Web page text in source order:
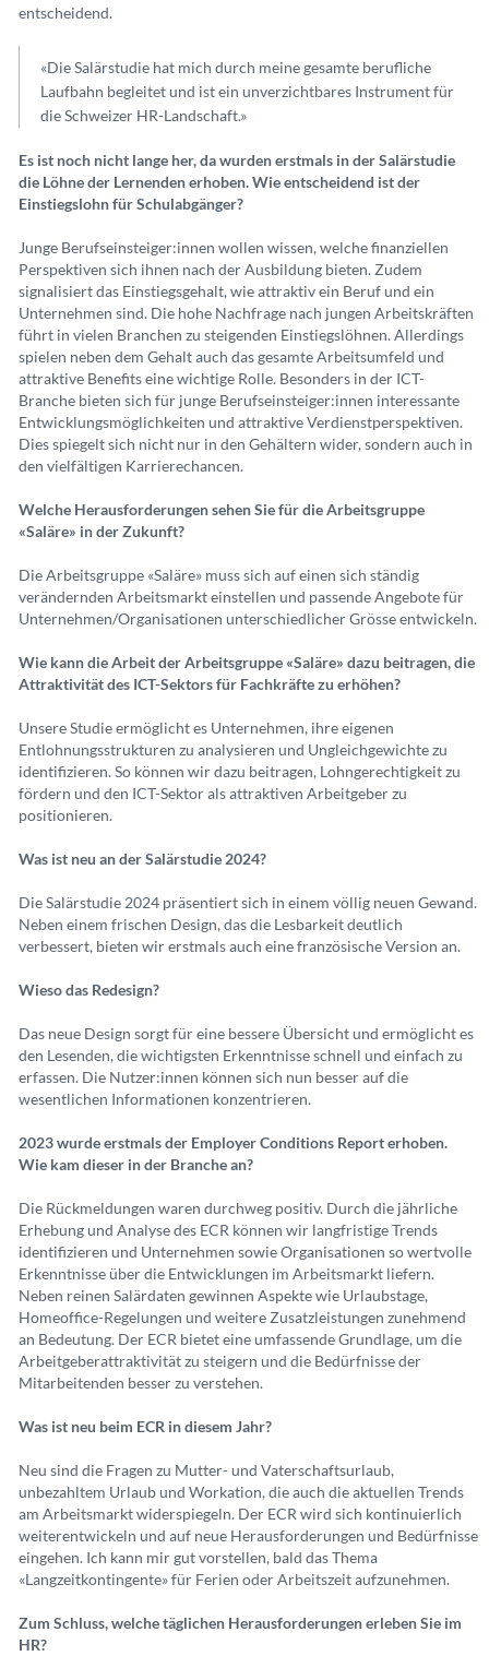
entscheidend.
«Die Salärstudie hat mich durch meine gesamte berufliche
Laufbahn begleitet und ist ein unverzichtbares Instrument für
die Schweizer HR-Landschaft.»
Es ist noch nicht lange her, da wurden erstmals in der Salärstudie
die Löhne der Lernenden erhoben. Wie entscheidend ist der
Einstiegslohn für Schulabgänger?
Junge Berufseinsteiger:innen wollen wissen, welche finanziellen
Perspektiven sich ihnen nach der Ausbildung bieten. Zudem
signalisiert das Einstiegsgehalt, wie attraktiv ein Beruf und ein
Unternehmen sind. Die hohe Nachfrage nach jungen Arbeitskräften
führt in vielen Branchen zu steigenden Einstiegslöhnen. Allerdings
spielen neben dem Gehalt auch das gesamte Arbeitsumfeld und
attraktive Benefits eine wichtige Rolle. Besonders in der ICT-
Branche bieten sich für junge Berufseinsteiger:innen interessante
Entwicklungsmöglichkeiten und attraktive Verdienstperspektiven.
Dies spiegelt sich nicht nur in den Gehältern wider, sondern auch in
den vielfältigen Karrierechancen.
Welche Herausforderungen sehen Sie für die Arbeitsgruppe
«Saläre» in der Zukunft?
Die Arbeitsgruppe «Saläre» muss sich auf einen sich ständig
verändernden Arbeitsmarkt einstellen und passende Angebote für
Unternehmen/Organisationen unterschiedlicher Grösse entwickeln.
Wie kann die Arbeit der Arbeitsgruppe «Saläre» dazu beitragen, die
Attraktivität des ICT-Sektors für Fachkräfte zu erhöhen?
Unsere Studie ermöglicht es Unternehmen, ihre eigenen
Entlohnungsstrukturen zu analysieren und Ungleichgewichte zu
identifizieren. So können wir dazu beitragen, Lohngerechtigkeit zu
fördern und den ICT-Sektor als attraktiven Arbeitgeber zu
positionieren.
Was ist neu an der Salärstudie 2024?
Die Salärstudie 2024 präsentiert sich in einem völlig neuen Gewand.
Neben einem frischen Design, das die Lesbarkeit deutlich
verbessert, bieten wir erstmals auch eine französische Version an.
Wieso das Redesign?
Das neue Design sorgt für eine bessere Übersicht und ermöglicht es
den Lesenden, die wichtigsten Erkenntnisse schnell und einfach zu
erfassen. Die Nutzer:innen können sich nun besser auf die
wesentlichen Informationen konzentrieren.
2023 wurde erstmals der Employer Conditions Report erhoben.
Wie kam dieser in der Branche an?
Die Rückmeldungen waren durchweg positiv. Durch die jährliche
Erhebung und Analyse des ECR können wir langfristige Trends
identifizieren und Unternehmen sowie Organisationen so wertvolle
Erkenntnisse über die Entwicklungen im Arbeitsmarkt liefern.
Neben reinen Salärdaten gewinnen Aspekte wie Urlaubstage,
Homeoffice-Regelungen und weitere Zusatzleistungen zunehmend
an Bedeutung. Der ECR bietet eine umfassende Grundlage, um die
Arbeitgeberattraktivität zu steigern und die Bedürfnisse der
Mitarbeitenden besser zu verstehen.
Was ist neu beim ECR in diesem Jahr?
Neu sind die Fragen zu Mutter- und Vaterschaftsurlaub,
unbezahltem Urlaub und Workation, die auch die aktuellen Trends
am Arbeitsmarkt widerspiegeln. Der ECR wird sich kontinuierlich
weiterentwickeln und auf neue Herausforderungen und Bedürfnisse
eingehen. Ich kann mir gut vorstellen, bald das Thema
«Langzeitkontingente» für Ferien oder Arbeitszeit aufzunehmen.
Zum Schluss, welche täglichen Herausforderungen erleben Sie im
HR?